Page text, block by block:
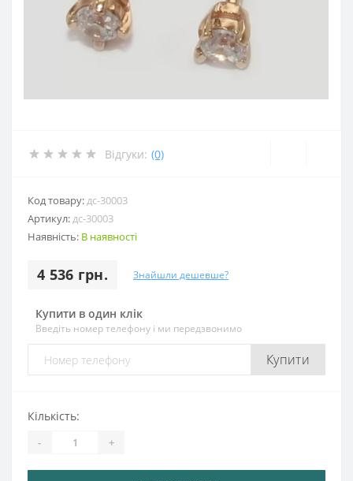
Відгуки: (0)
Код товару:дс-30003
Артикул:дс-30003
Наявність: В наявності
4 536 грн. Знайшли дешевше?
Купити в один клік
Введіть номер телефону і ми передзвонимо
Купити
Кількість:
- +